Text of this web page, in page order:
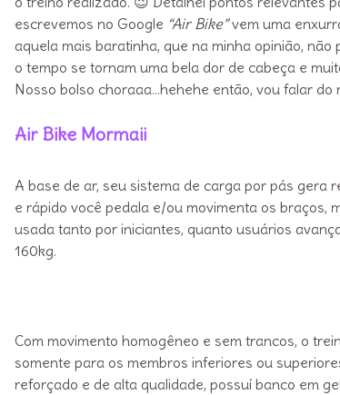
escrevemos no Google “Air Bike”vem uma
aquela mais baratinha, que na minha opinião,
o tempo se tornam uma bela dor de cabeça e
Nosso bolso choraaa…hehehe então, vou falar do
Air Bike Mormaii
A base de ar, seu sistema de carga por pás gera
e rápido você pedala e/ou movimenta os braços,
usada tanto por iniciantes, quanto usuários
160kg.
Com movimento homogêneo e sem trancos, o
somente para os membros inferiores ou
reforçado e de alta qualidade, possuí banco em